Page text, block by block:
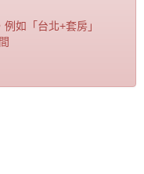
如「台北+套房」